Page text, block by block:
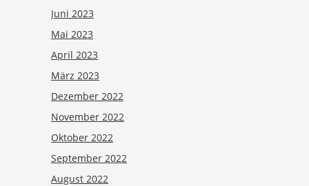
Juni 2023
Mai 2023
April 2023
März 2023
Dezember 2022
November 2022
Oktober 2022
September 2022
August 2022